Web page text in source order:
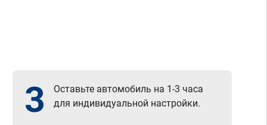
3
Оставьте автомобиль на 1-3 часа
для индивидуальной настройки.